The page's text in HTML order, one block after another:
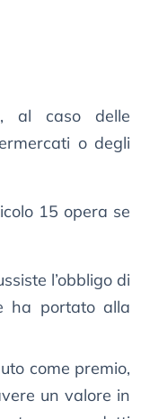
al caso delle
o degli
15 opera se
l’obbligo di
ha portato alla
come premio,
un valore in